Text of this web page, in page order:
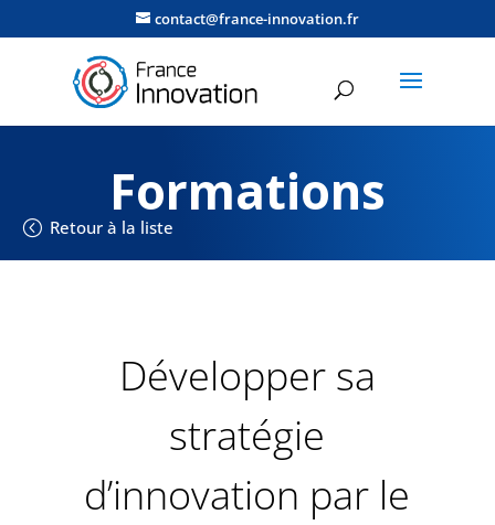
contact@france-innovation.fr
Formations
Retour à la liste
Développer sa
stratégie
d’innovation par le